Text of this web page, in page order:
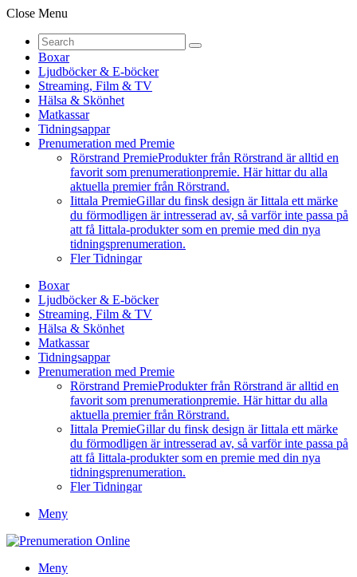
Close Menu
Boxar
Ljudböcker & E-böcker
Streaming, Film & TV
Hälsa & Skönhet
Matkassar
Tidningsappar
Prenumeration med Premie
Rörstrand PremieProdukter från Rörstrand är alltid en
favorit som prenumerationpremie. Här hittar du alla
aktuella premier från Rörstrand.
Iittala PremieGillar du finsk design är Iittala ett märke
du förmodligen är intresserad av, så varför inte passa på
att få Iittala-produkter som en premie med din nya
tidningsprenumeration.
Fler Tidningar
Boxar
Ljudböcker & E-böcker
Streaming, Film & TV
Hälsa & Skönhet
Matkassar
Tidningsappar
Prenumeration med Premie
Rörstrand PremieProdukter från Rörstrand är alltid en
favorit som prenumerationpremie. Här hittar du alla
aktuella premier från Rörstrand.
Iittala PremieGillar du finsk design är Iittala ett märke
du förmodligen är intresserad av, så varför inte passa på
att få Iittala-produkter som en premie med din nya
tidningsprenumeration.
Fler Tidningar
Meny
Meny